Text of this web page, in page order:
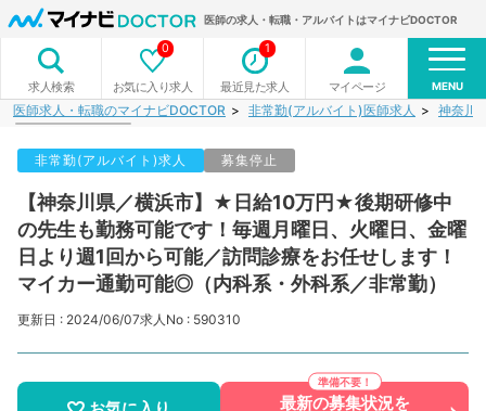
医師の求人・転職・アルバイトはマイナビDOCTOR
求人検索 お気に入り求人
0
最近見た求人
1
マイページ MENU
医師求人・転職のマイナビDOCTOR 非常勤(アルバイト)医師求人 神奈川
非常勤(アルバイト)求人 募集停止
【神奈川県／横浜市】★日給10万円★後期研修中
の先生も勤務可能です！毎週月曜日、火曜日、金曜
日より週1回から可能／訪問診療をお任せします！
マイカー通勤可能◎（内科系・外科系／非常勤）
更新日 : 2024/06/07求人No : 590310
最新の募集状況を